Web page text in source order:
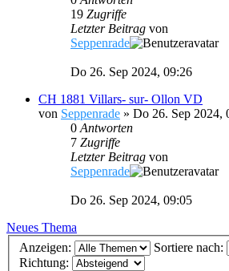
19 Zugriffe
Letzter Beitrag von
Seppenrade
Do 26. Sep 2024, 09:26
CH 1881 Villars- sur- Ollon VD
von Seppenrade » Do 26. Sep 2024,
0 Antworten
7 Zugriffe
Letzter Beitrag von
Seppenrade
Do 26. Sep 2024, 09:05
Neues Thema
Anzeigen:
Sortiere nach:
Richtung: